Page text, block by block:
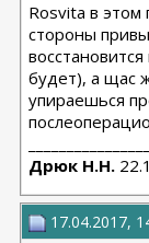
Rosvita в этом
стороны
будет), а щас
упираешься
Дрюк Н.Н.
17.04.2017,